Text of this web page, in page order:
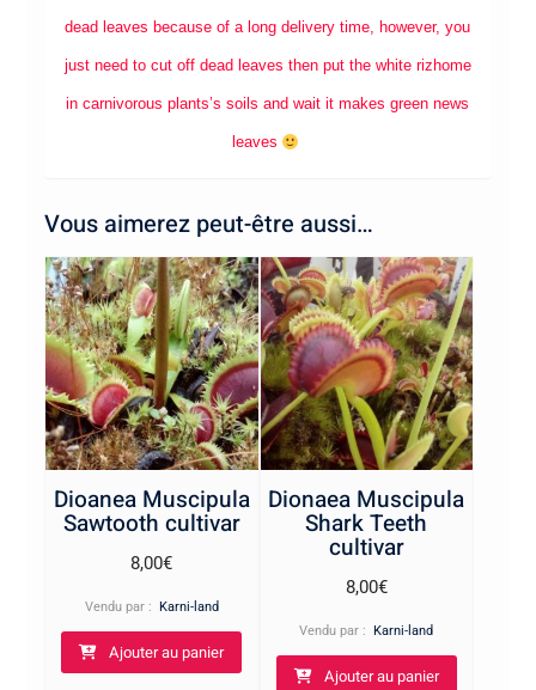
dead leaves because of a long delivery time, however, you
just need to cut off dead leaves then put the white rizhome
in carnivorous plants’s soils and wait it makes green news
leaves
Vous aimerez peut-être aussi…
Dioanea Muscipula
Sawtooth cultivar
8,00€
Vendu par : Karni-land
Ajouter au panier
Dionaea Muscipula
Shark Teeth
cultivar
8,00€
Vendu par : Karni-land
Ajouter au panier